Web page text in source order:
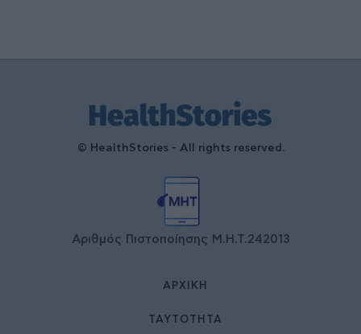
© HealthStories - All rights reserved.
Αριθμός Πιστοποίησης Μ.Η.Τ.242013
ΑΡΧΙΚΉ
ΤΑΥΤΌΤΗΤΑ